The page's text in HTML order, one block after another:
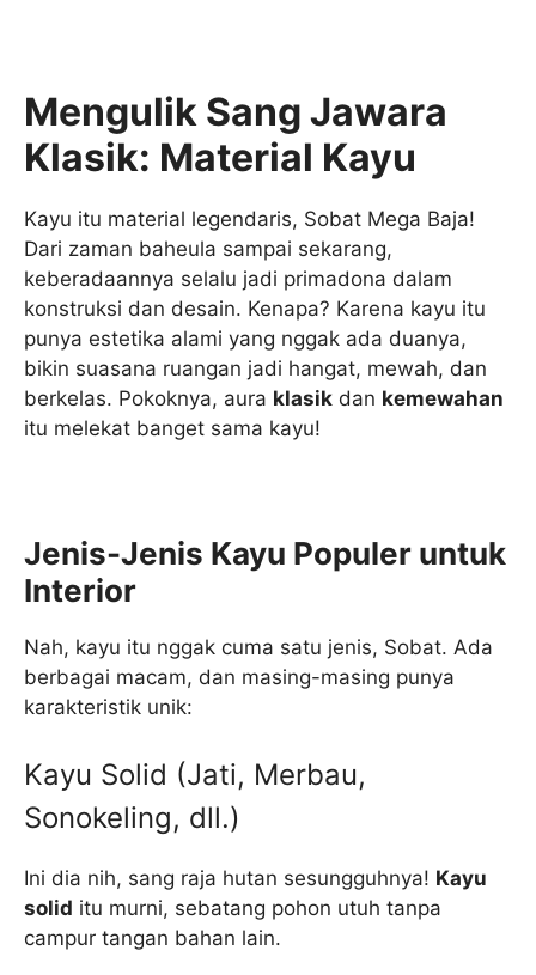
Mengulik Sang Jawara
Klasik: Material Kayu
Kayu itu material legendaris, Sobat Mega Baja!
Dari zaman baheula sampai sekarang,
keberadaannya selalu jadi primadona dalam
konstruksi dan desain. Kenapa? Karena kayu itu
punya estetika alami yang nggak ada duanya,
bikin suasana ruangan jadi hangat, mewah, dan
berkelas. Pokoknya, aura klasik dan kemewahan
itu melekat banget sama kayu!
Jenis-Jenis Kayu Populer untuk
Interior
Nah, kayu itu nggak cuma satu jenis, Sobat. Ada
berbagai macam, dan masing-masing punya
karakteristik unik:
Kayu Solid (Jati, Merbau,
Sonokeling, dll.)
Ini dia nih, sang raja hutan sesungguhnya! Kayu
solid itu murni, sebatang pohon utuh tanpa
campur tangan bahan lain.